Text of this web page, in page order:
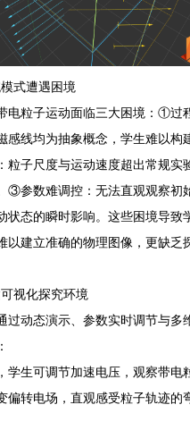
式遭遇困境
电粒子运动面临三大困境： ①过
感线均为抽象概念，学生难以构
粒子尺度与运动速度超出常规实
③参数难调控：无法直观观察初
状态的瞬时影响。 这些困境导致
以建立准确的物理图像，更缺乏
视化探究环境
过动态演示、参数实时调节与多
学生可调节加速电压，观察带电
偏转电场，直观感受粒子轨迹的